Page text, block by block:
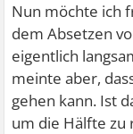
Nun möchte ich
dem Absetzen
eigentlich
meinte aber,
gehen kann. Ist
um die Hälfte zu